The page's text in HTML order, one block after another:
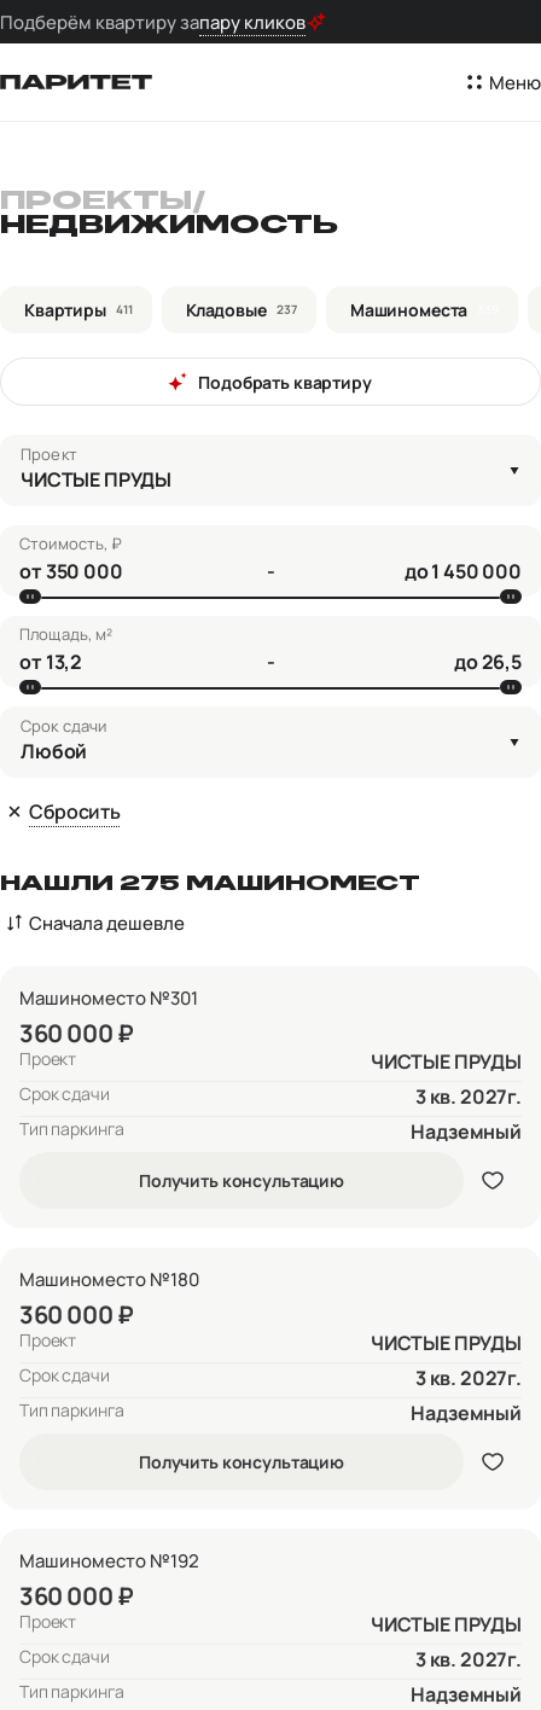
Подберём квартиру запару кликов
Меню
ПРОЕКТЫ /
НЕДВИЖИМОСТЬ
Квартиры 411 Кладовые 237 Машиноместа
Подобрать квартиру
Проект
ЧИСТЫЕ ПРУДЫ
Стоимость, ₽
от - до
Площадь, м²
от - до
Срок сдачи
Любой
Сбросить
НАШЛИ 275 МАШИНОМЕСТ
Сначала дешевле
Машиноместо №301
360 000 ₽
Проект ЧИСТЫЕ ПРУДЫ
Срок сдачи 3 кв. 2027г.
Тип паркинга Надземный
Получить консультацию
Машиноместо №180
360 000 ₽
Проект ЧИСТЫЕ ПРУДЫ
Срок сдачи 3 кв. 2027г.
Тип паркинга Надземный
Получить консультацию
Машиноместо №192
360 000 ₽
Проект ЧИСТЫЕ ПРУДЫ
Срок сдачи 3 кв. 2027г.
Тип паркинга Надземный